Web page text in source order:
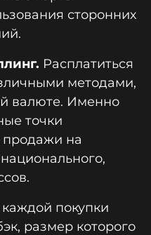
сторонних
Расплатиться
методами,
валюте. Именно
точки
на
покупки
размер которого